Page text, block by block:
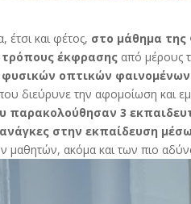
έτσι και φέτος, στο μάθημα της
τρόπους έκφρασης από μέρους
φυσικών οπτικών φαινομένων
διεύρυνε την αφομοίωση και
3
στην εκπαίδευση
μαθητών, ακόμα και των πιο